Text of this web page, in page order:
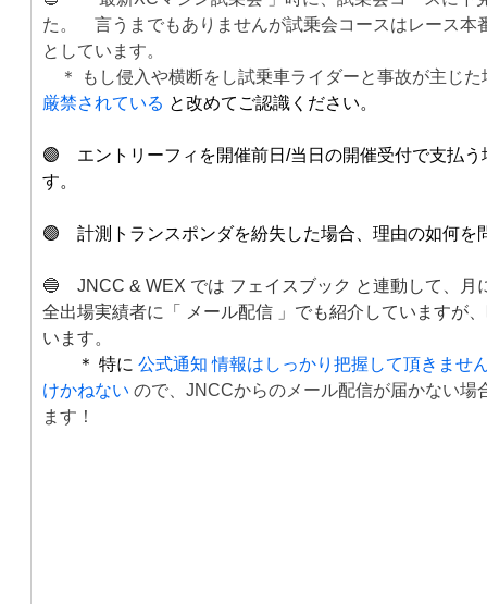
た。 言うまでもありませんが試乗会コースはレース本
としています。
＊ もし侵入や横断をし試乗車ライダーと事故が主じ
厳禁されている と改めてご認識ください。
🟣 エントリーフィを開催前日/当日の開催受付で支払
す。
🟣 計測トランスポンダを紛失した場合、理由の如何を
🔵 JNCC & WEX では フェイスブック と連動して、月
全出場実績者に「 メール配信 」でも紹介していますが
います。
＊ 特に 公式通知 情報はしっかり把握して頂きませ
けかねない ので、JNCCからのメール配信が届かない場
ます！